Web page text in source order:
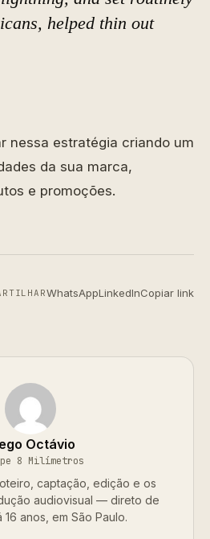
helped thin out
nessa estratégia criando um
da sua marca,
e promoções.
WhatsAppLinkedInCopiar link
Octávio
8 Milímetros
captação, edição e os
audiovisual — direto de
anos, em São Paulo.